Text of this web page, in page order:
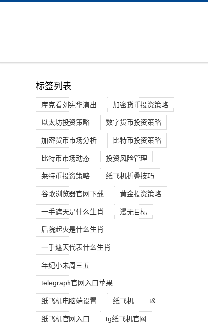
标签列表
库克看刘宪华演出 加密货币投资策略
以太坊投资策略 数字货币投资策略
加密货币市场分析 比特币投资策略
比特币市场动态 投资风险管理
莱特币投资策略 纸飞机折叠技巧
谷歌浏览器官网下载 黄金投资策略
一手遮天是什么生肖 漫无目标
后院起火是什么生肖
一手遮天代表什么生肖
年纪小未周三五
telegraph官网入口苹果
纸飞机电脑端设置 纸飞机 t&
纸飞机官网入口 tg纸飞机官网